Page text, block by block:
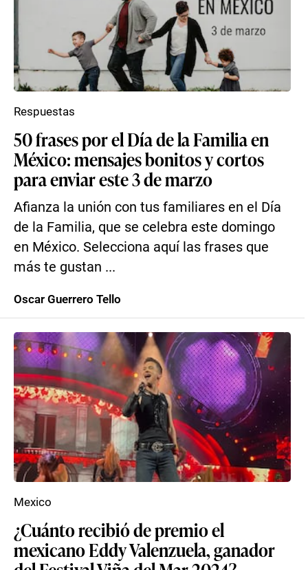
50 frases por el Día de la Familia en
México: mensajes bonitos y cortos
para enviar este 3 de marzo
Afianza la unión con tus familiares en el Día
de la Familia, que se celebra este domingo
en México. Selecciona aquí las frases que
más te gustan ...
Respuestas
Oscar Guerrero Tello
¿Cuánto recibió de premio el
mexicano Eddy Valenzuela, ganador
Mexico